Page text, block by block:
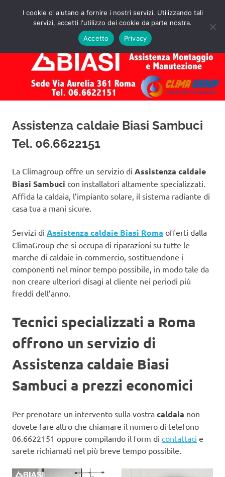
Assistenza
Caldaie
Biasi
Roma
Preventivo!
MENU
Assistenza caldaie Biasi Sambuci
Tel. 06.6622151
La Climagroup offre un servizio di Assistenza caldaie
Biasi Sambuci con installatori altamente specializzati.
Affida la caldaia, l’impianto solare, il sistema radiante di
casa tua a mani sicure.
Servizi di Assistenza caldaie Biasi Roma offerti dalla
ClimaGroup che si occupa di riparazioni su tutte le
marche di caldaie in commercio, sostituendone i
componenti nel minor tempo possibile, in modo tale da
non creare ulteriori disagi al cliente nei periodi più
freddi dell’anno.
Tecnici specializzati a Roma
offrono un servizio di
Assistenza caldaie Biasi
Sambuci a prezzi economici
Per prenotare un intervento sulla vostra caldaia non
dovete fare altro che chiamare il numero di telefono
06.6622151 oppure compilando il form di contattaci e
sarete richiamati nel più breve tempo possibile.
I cookie ci aiutano a fornire i nostri servizi. Utilizzando tali
servizi, accetti l'utilizzo dei cookie da parte nostra.
Accetto
Privacy